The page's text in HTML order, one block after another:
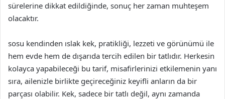
sürelerine dikkat edildiğinde, sonuç her zaman muhteşem
olacaktır.
sosu kendinden ıslak kek, pratikliği, lezzeti ve görünümü ile
hem evde hem de dışarıda tercih edilen bir tatlıdır. Herkesin
kolayca yapabileceği bu tarif, misafirlerinizi etkilemenin yanı
sıra, ailenizle birlikte geçireceğiniz keyifli anların da bir
parçası olabilir. Kek, sadece bir tatlı değil, aynı zamanda